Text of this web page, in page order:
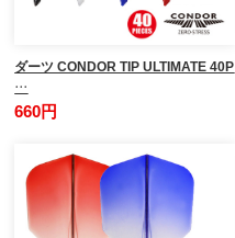
ダーツ CONDOR TIP ULTIMATE 40P
…
660円